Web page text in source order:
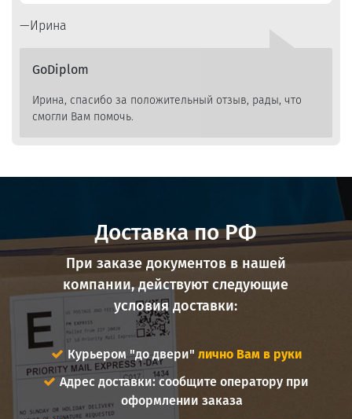
Ирина
GoDiplom
Ирина, спасибо за положительный отзыв, рады, что
смогли Вам помочь.
Доставка по РФ
При заказе документов в нашей
компании, действуют следующие
условия доставки:
Курьером "до двери" лично Вам в руки
Адрес доставки: сообщите оператору при
оформлении заказа